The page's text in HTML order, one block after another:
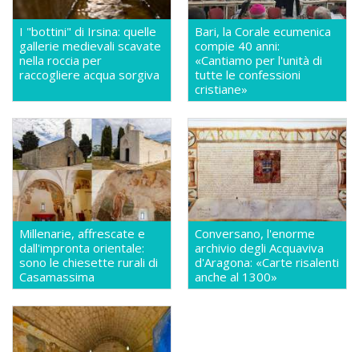
I "bottini" di Irsina: quelle
gallerie medievali scavate
nella roccia per
raccogliere acqua sorgiva
Bari, la Corale ecumenica
compie 40 anni:
«Cantiamo per l'unità di
tutte le confessioni
cristiane»
Millenarie, affrescate e
dall'impronta orientale:
sono le chiesette rurali di
Casamassima
Conversano, l'enorme
archivio degli Acquaviva
d'Aragona: «Carte risalenti
anche al 1300»